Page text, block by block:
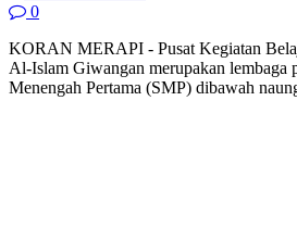
0
KORAN MERAPI - Pusat Kegiatan
Al-Islam Giwangan merupakan lembaga
Menengah Pertama (SMP) dibawah